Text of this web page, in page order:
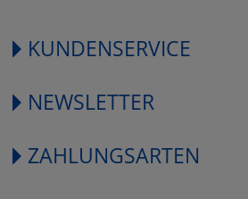
KUNDENSERVICE
NEWSLETTER
ZAHLUNGSARTEN